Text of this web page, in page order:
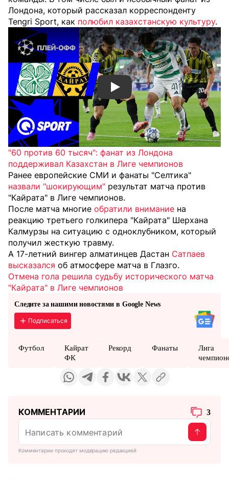
Лондона, который рассказал корреспонденту
Tengri Sport, как полюбил казахстанскую культуру.
Смотреть видео YouTube
"60 против 60 тысяч": фанат из Лондона
поддерживал Казахстан в Лиге чемпионов
Ранее европейские СМИ и фанаты "Селтика"
назвали "шокирующим" результат матча против
"Кайрата" в Лиге чемпионов.
После матча многие обратили внимание на
реакцию третьего голкипера "Кайрата" Шерхана
Калмурзы на ситуацию с одноклубником, который
получил жесткую травму.
А 17-летний вингер алматинцев Дастан Сатпаев
высказался об атмосфере матча в Глазго.
Отмена гола решила судьбу исторического матча
"Кайрата" в Лиге чемпионов
Следите за нашими новостями в Google News
Подписаться
Футбол
Кайрат
ФК
Рекорд Фанаты
Лига
КОММЕНТАРИИ 3
Комментарии проходят модерацию редакцией